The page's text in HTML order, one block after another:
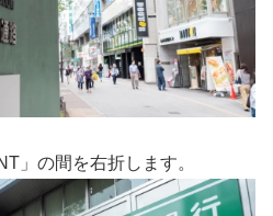
」の間を右折します。